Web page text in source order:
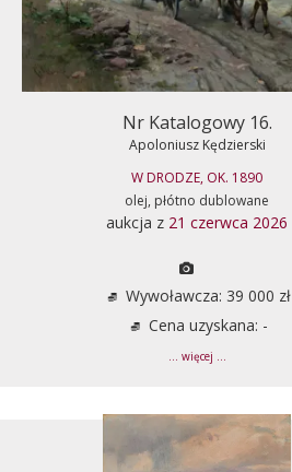
Nr Katalogowy 16.
Apoloniusz Kędzierski
W DRODZE, OK. 1890
olej, płótno dublowane
aukcja z 21 czerwca 2026
Wywoławcza: 39 000 zł
Cena uzyskana: -
... więcej ...